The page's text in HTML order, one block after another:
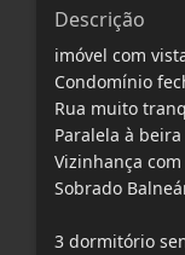
Descrição
imóvel com
Condomínio
Rua muito
Paralela à
Vizinhança
Sobrado
3 dormitório